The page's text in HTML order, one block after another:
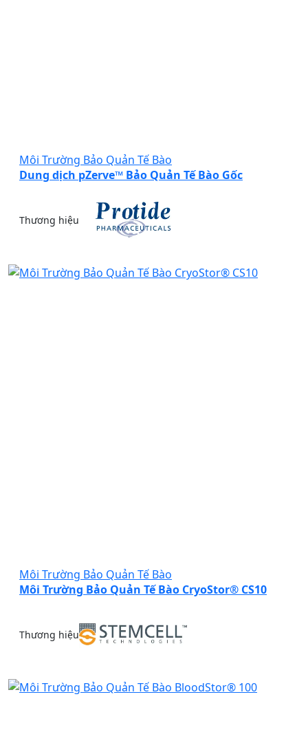
Môi Trường Bảo Quản Tế Bào
Dung dịch pZerve™ Bảo Quản Tế Bào Gốc
Thương hiệu
Môi Trường Bảo Quản Tế Bào
Môi Trường Bảo Quản Tế Bào CryoStor® CS10
Thương hiệu